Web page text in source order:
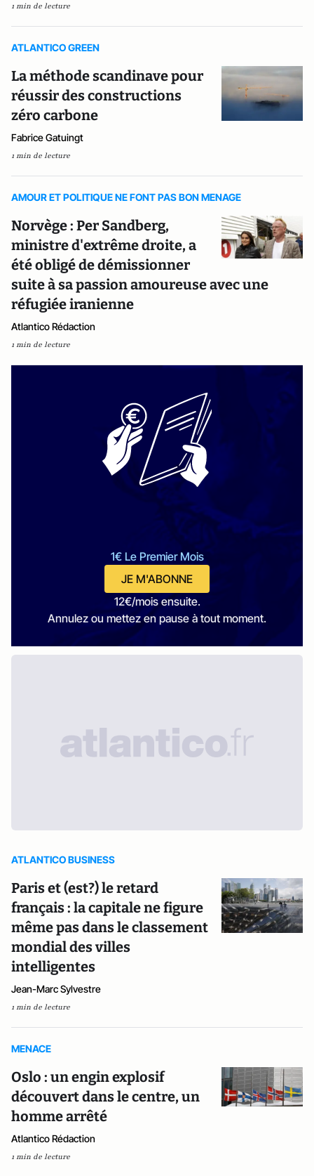
1 min de lecture
ATLANTICO GREEN
La méthode scandinave pour
réussir des constructions
zéro carbone
Fabrice Gatuingt
1 min de lecture
AMOUR ET POLITIQUE NE FONT PAS BON MENAGE
Norvège : Per Sandberg,
ministre d'extrême droite, a
été obligé de démissionner
suite à sa passion amoureuse avec une
réfugiée iranienne
Atlantico Rédaction
1 min de lecture
1€ Le Premier Mois
JE M'ABONNE
12€/mois ensuite.
Annulez ou mettez en pause à tout moment.
ATLANTICO BUSINESS
Paris et (est?) le retard
français : la capitale ne figure
même pas dans le classement
mondial des villes
intelligentes
Jean-Marc Sylvestre
1 min de lecture
MENACE
Oslo : un engin explosif
découvert dans le centre, un
homme arrêté
Atlantico Rédaction
1 min de lecture